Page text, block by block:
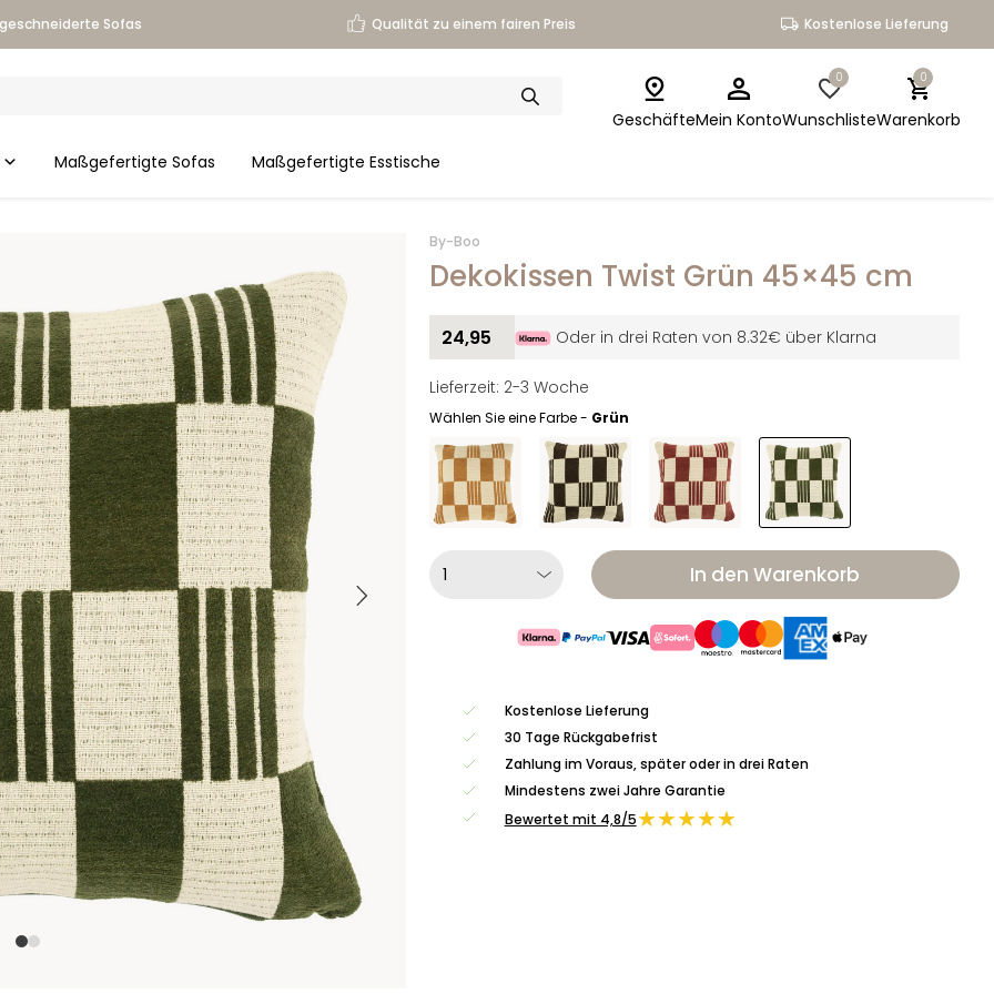
Sofas Qualität zu einem fairen Preis Kostenlose Lieferung
Maßgefertigte Sofas Maßgefertigte Esstische
GeschäfteMein Konto
0
Wunschliste
0
Warenkorb
By-Boo
Dekokissen Twist Grün 45×45 cm
24,95 Oder in drei Raten von 8.32€ über Klarna
Lieferzeit: 2-3 Woche
Wählen Sie eine Farbe - Grün
In den Warenkorb
Kostenlose Lieferung
30 Tage Rückgabefrist
Zahlung im Voraus, später oder in drei Raten
Mindestens zwei Jahre Garantie
Bewertet mit 4,8/5★★★★★